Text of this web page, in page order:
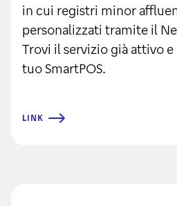
in cui registri minor
personalizzati tramite il
Trovi il servizio già attivo
tuo SmartPOS.
LINK